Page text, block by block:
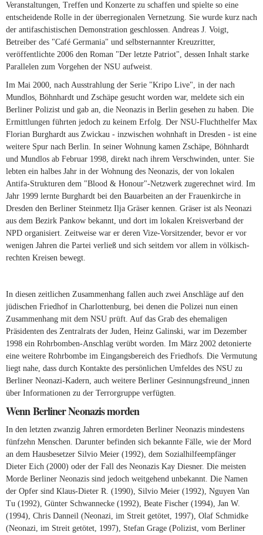
Veranstaltungen, Treffen und Konzerte zu schaffen und spielte so eine
entscheidende Rolle in der überregionalen Vernetzung. Sie wurde kurz nach
der antifaschistischen Demonstration geschlossen. Andreas J. Voigt,
Betreiber des "Café Germania" und selbsternannter Kreuzritter,
veröffentlichte 2006 den Roman "Der letzte Patriot", dessen Inhalt starke
Parallelen zum Vorgehen der NSU aufweist.
Im Mai 2000, nach Ausstrahlung der Serie "Kripo Live", in der nach
Mundlos, Böhnhardt und Zschäpe gesucht worden war, meldete sich ein
Berliner Polizist und gab an, die Neonazis in Berlin gesehen zu haben. Die
Ermittlungen führten jedoch zu keinem Erfolg. Der NSU-Fluchthelfer Max
Florian Burghardt aus Zwickau - inzwischen wohnhaft in Dresden - ist eine
weitere Spur nach Berlin. In seiner Wohnung kamen Zschäpe, Böhnhardt
und Mundlos ab Februar 1998, direkt nach ihrem Verschwinden, unter. Sie
lebten ein halbes Jahr in der Wohnung des Neonazis, der von lokalen
Antifa-Strukturen dem "Blood & Honour"-Netzwerk zugerechnet wird. Im
Jahr 1999 lernte Burghardt bei den Bauarbeiten an der Frauenkirche in
Dresden den Berliner Steinmetz Ilja Gräser kennen. Gräser ist als Neonazi
aus dem Bezirk Pankow bekannt, und dort im lokalen Kreisverband der
NPD organisiert. Zeitweise war er deren Vize-Vorsitzender, bevor er vor
wenigen Jahren die Partei verließ und sich seitdem vor allem in völkisch-
rechten Kreisen bewegt.
In diesen zeitlichen Zusammenhang fallen auch zwei Anschläge auf den
jüdischen Friedhof in Charlottenburg, bei denen die Polizei nun einen
Zusammenhang mit dem NSU prüft. Auf das Grab des ehemaligen
Präsidenten des Zentralrats der Juden, Heinz Galinski, war im Dezember
1998 ein Rohrbomben-Anschlag verübt worden. Im März 2002 detonierte
eine weitere Rohrbombe im Eingangsbereich des Friedhofs. Die Vermutung
liegt nahe, dass durch Kontakte des persönlichen Umfeldes des NSU zu
Berliner Neonazi-Kadern, auch weitere Berliner Gesinnungsfreund_innen
über Informationen zu der Terrorgruppe verfügten.
Wenn Berliner Neonazis morden
In den letzten zwanzig Jahren ermordeten Berliner Neonazis mindestens
fünfzehn Menschen. Darunter befinden sich bekannte Fälle, wie der Mord
an dem Hausbesetzer Silvio Meier (1992), dem Sozialhilfeempfänger
Dieter Eich (2000) oder der Fall des Neonazis Kay Diesner. Die meisten
Morde Berliner Neonazis sind jedoch weitgehend unbekannt. Die Namen
der Opfer sind Klaus-Dieter R. (1990), Silvio Meier (1992), Nguyen Van
Tu (1992), Günter Schwannecke (1992), Beate Fischer (1994), Jan W.
(1994), Chris Danneil (Neonazi, im Streit getötet, 1997), Olaf Schmidke
(Neonazi, im Streit getötet, 1997), Stefan Grage (Polizist, vom Berliner